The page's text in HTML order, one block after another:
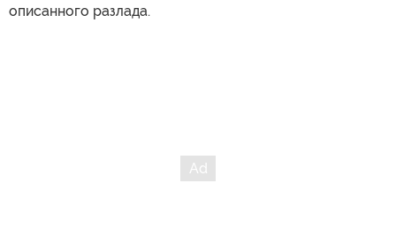
описанного разлада.